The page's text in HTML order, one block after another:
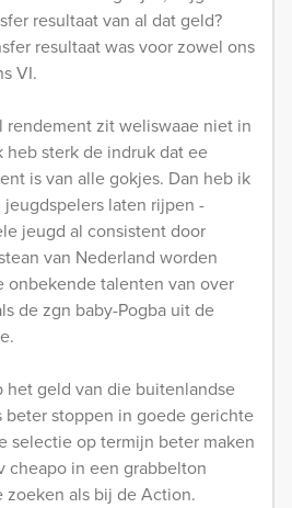
resultaat van al dat geld?
resultaat was voor zowel ons
VI.
rendement zit weliswaae niet in
heb sterk de indruk dat ee
is van alle gokjes. Dan heb ik
laten rijpen -
jeugd al consistent door
van Nederland worden
onbekende talenten van over
de zgn baby-Pogba uit de
het geld van die buitenlandse
stoppen in goede gerichte
selectie op termijn beter maken
cheapo in een grabbelton
zoeken als bij de Action.